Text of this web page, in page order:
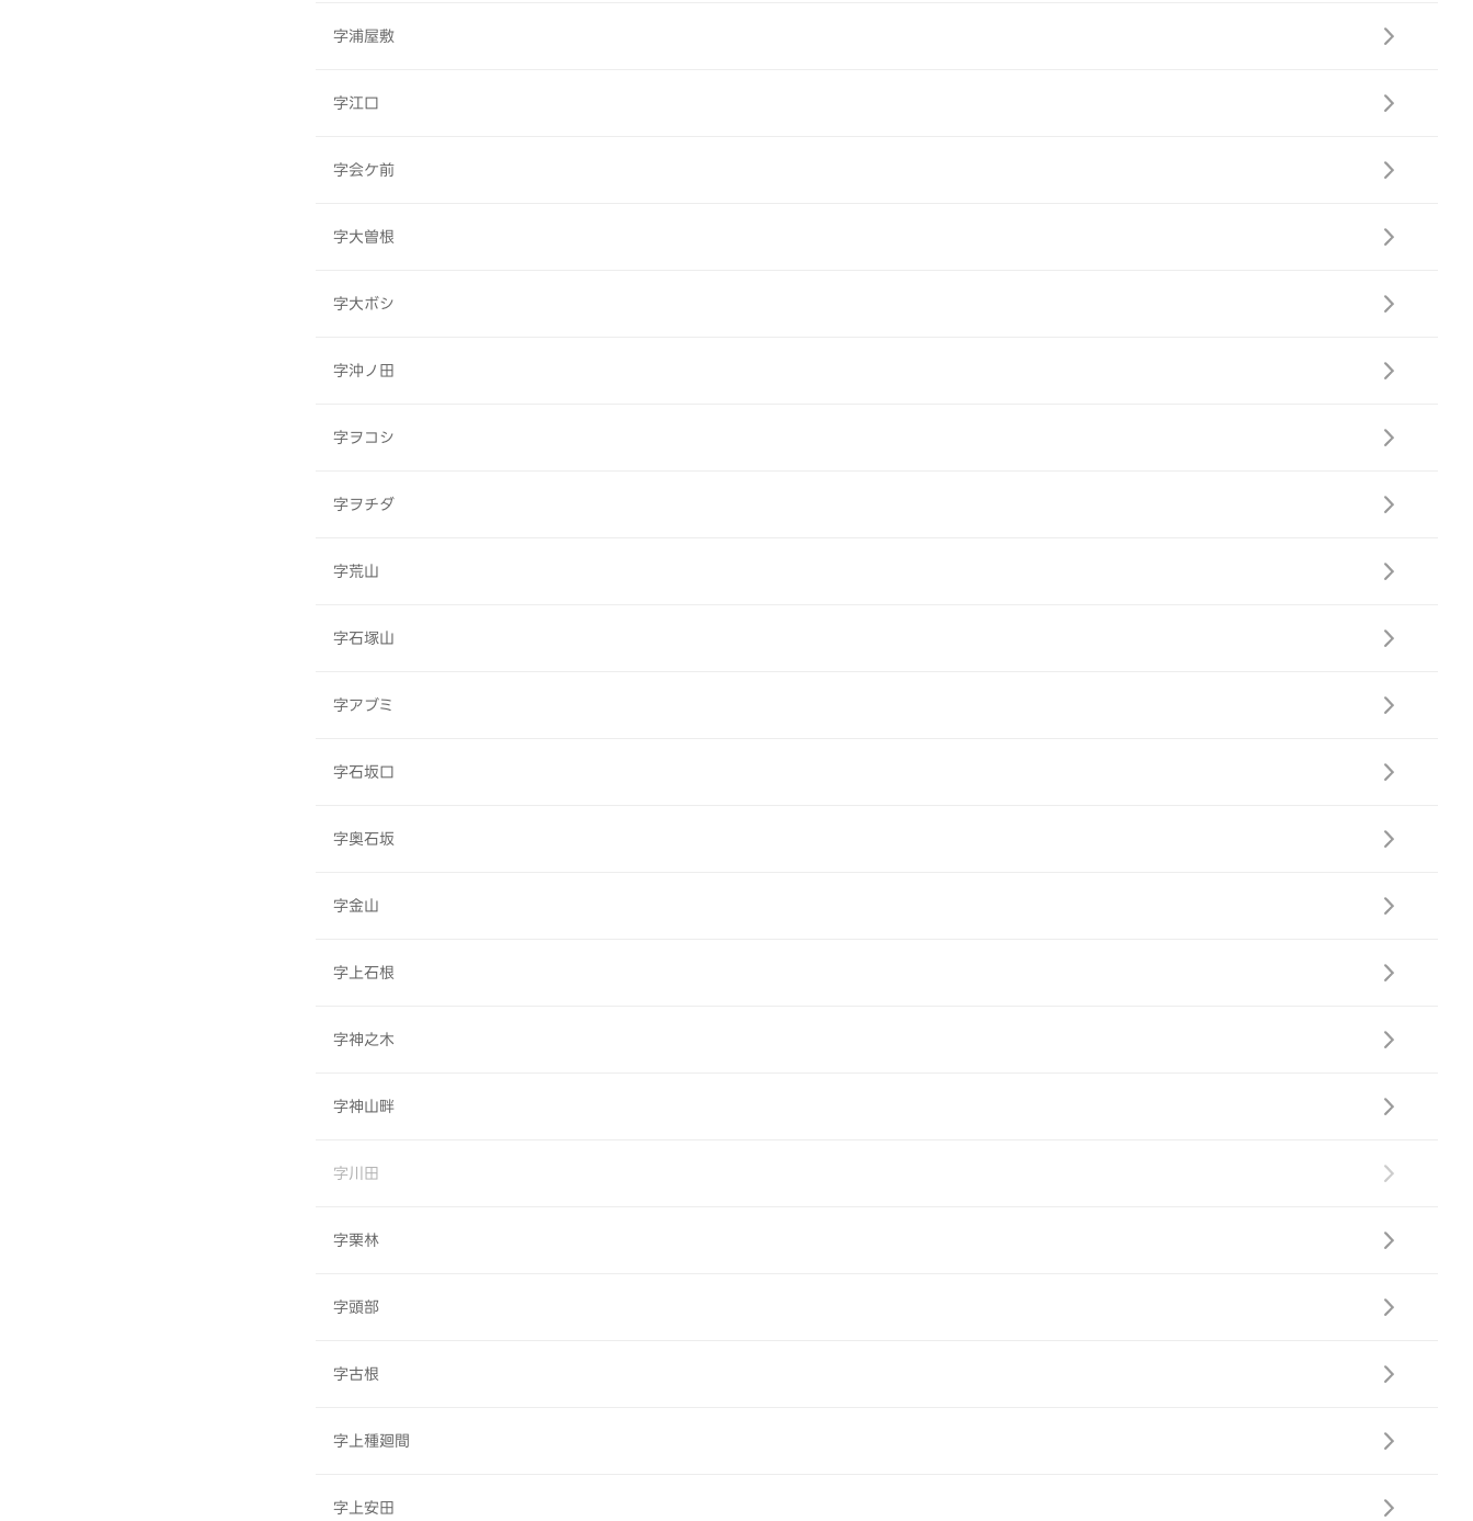
字浦屋敷
字江口
字会ケ前
字大曽根
字大ボシ
字沖ノ田
字ヲコシ
字ヲチダ
字荒山
字石塚山
字アブミ
字石坂口
字奥石坂
字金山
字上石根
字神之木
字神山畔
字川田
字栗林
字頭部
字古根
字上種廻間
字上安田